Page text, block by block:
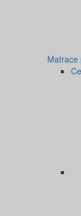
Matrace